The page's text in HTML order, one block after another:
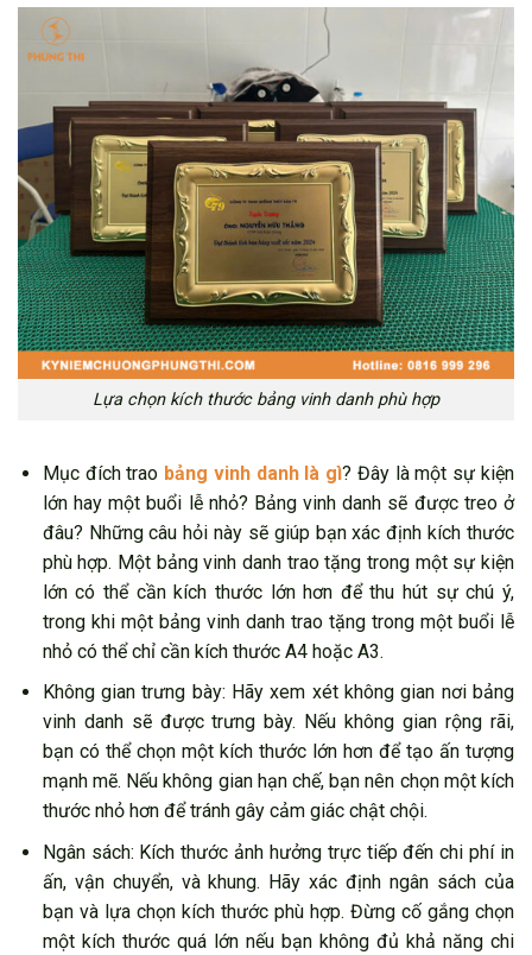
Lựa chọn kích thước bảng vinh danh phù hợp
Mục đích trao bảng vinh danh là gì? Đây là một sự kiện
lớn hay một buổi lễ nhỏ? Bảng vinh danh sẽ được treo ở
đâu? Những câu hỏi này sẽ giúp bạn xác định kích thước
phù hợp. Một bảng vinh danh trao tặng trong một sự kiện
lớn có thể cần kích thước lớn hơn để thu hút sự chú ý,
trong khi một bảng vinh danh trao tặng trong một buổi lễ
nhỏ có thể chỉ cần kích thước A4 hoặc A3.
Không gian trưng bày: Hãy xem xét không gian nơi bảng
vinh danh sẽ được trưng bày. Nếu không gian rộng rãi,
bạn có thể chọn một kích thước lớn hơn để tạo ấn tượng
mạnh mẽ. Nếu không gian hạn chế, bạn nên chọn một kích
thước nhỏ hơn để tránh gây cảm giác chật chội.
Ngân sách: Kích thước ảnh hưởng trực tiếp đến chi phí in
ấn, vận chuyển, và khung. Hãy xác định ngân sách của
bạn và lựa chọn kích thước phù hợp. Đừng cố gắng chọn
một kích thước quá lớn nếu bạn không đủ khả năng chi